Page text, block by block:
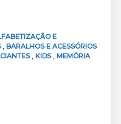
E
, BARALHOS E ACESSÓRIOS
, KIDS , MEMÓRIA